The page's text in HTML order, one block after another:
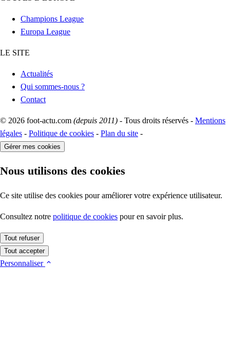
Champions League
Europa League
LE SITE
Actualités
Qui sommes-nous ?
Contact
© 2026 foot-actu.com (depuis 2011) - Tous droits réservés - Mentions
légales - Politique de cookies - Plan du site -
Gérer mes cookies
Nous utilisons des cookies
Ce site utilise des cookies pour améliorer votre expérience utilisateur.
Consultez notre politique de cookies pour en savoir plus.
Tout refuser
Tout accepter
Personnaliser